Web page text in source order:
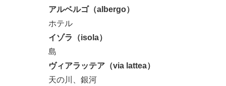
アルベルゴ（albergo）
ホテル
イゾラ（isola）
島
ヴィアラッテア（via lattea）
天の川、銀河